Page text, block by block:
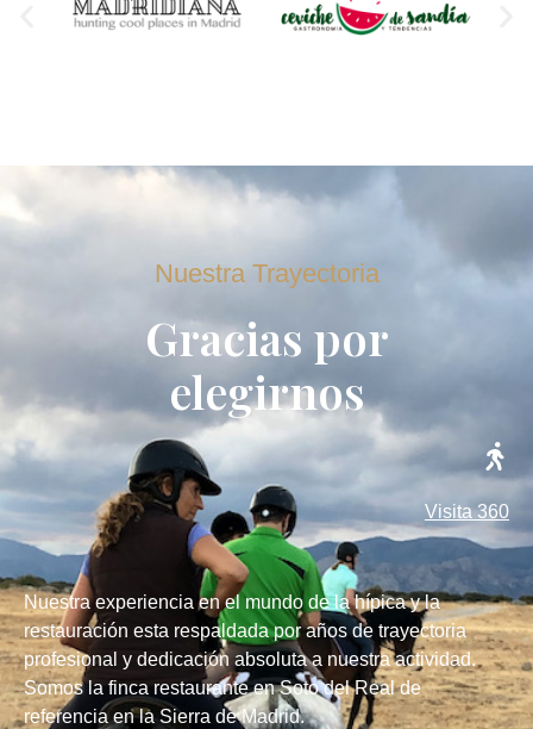
Nuestra Trayectoria
Gracias por
elegirnos
Visita 360
Nuestra experiencia en el mundo de la hípica y la
restauración esta respaldada por años de trayectoria
profesional y dedicación absoluta a nuestra actividad.
Somos la finca restaurante en Soto del Real de
referencia en la Sierra de Madrid.